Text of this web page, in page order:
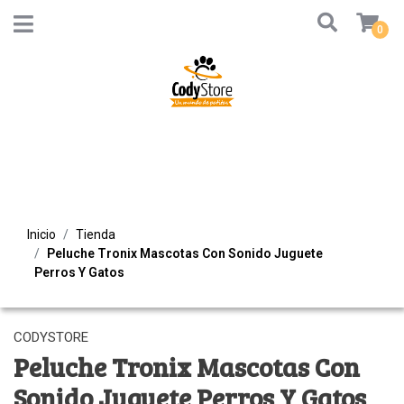
0
Inicio
Tienda
Peluche Tronix Mascotas Con Sonido Juguete
Perros Y Gatos
CODYSTORE
Peluche Tronix Mascotas Con